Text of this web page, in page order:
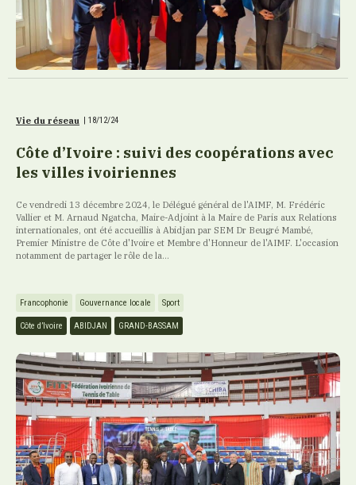
Vie du réseau | 18/12/24
Côte d’Ivoire : suivi des coopérations avec
les villes ivoiriennes
Ce vendredi 13 décembre 2024, le Délégué général de l'AIMF, M. Frédéric
Vallier et M. Arnaud Ngatcha, Maire-Adjoint à la Maire de Paris aux Relations
internationales, ont été accueillis à Abidjan par SEM Dr Beugré Mambé,
Premier Ministre de Côte d'Ivoire et Membre d'Honneur de l'AIMF. L'occasion
notamment de partager le rôle de la...
Francophonie Gouvernance locale Sport
Côte d’Ivoire ABIDJAN GRAND-BASSAM